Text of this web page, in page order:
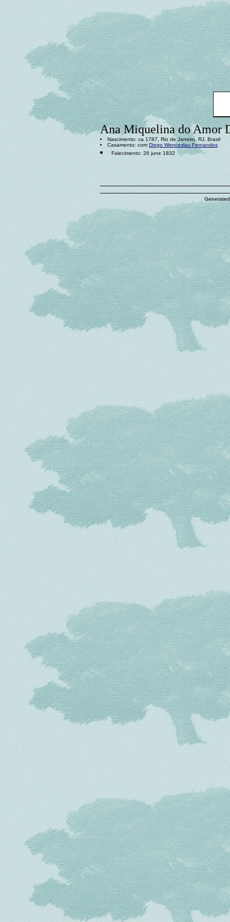
Ana Miquelina do Amor
Nascimento: ca 1787, Rio de Janeiro, RJ, Brasil
Casamento: com Diogo Wenceslau Fernandes
Falecimento: 26 june 1832